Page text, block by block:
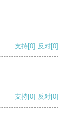
支持[0] 反对[0]
支持[0] 反对[0]